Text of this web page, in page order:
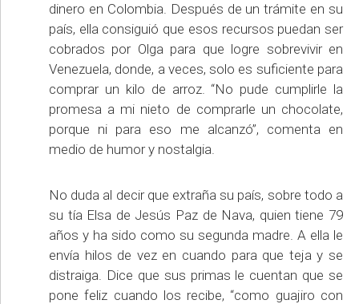
dinero en Colombia. Después de un trámite en su
país, ella consiguió que esos recursos puedan ser
cobrados por Olga para que logre sobrevivir en
Venezuela, donde, a veces, solo es suficiente para
comprar un kilo de arroz. “No pude cumplirle la
promesa a mi nieto de comprarle un chocolate,
porque ni para eso me alcanzó”, comenta en
medio de humor y nostalgia.
No duda al decir que extraña su país, sobre todo a
su tía Elsa de Jesús Paz de Nava, quien tiene 79
años y ha sido como su segunda madre. A ella le
envía hilos de vez en cuando para que teja y se
distraiga. Dice que sus primas le cuentan que se
pone feliz cuando los recibe, “como guajiro con